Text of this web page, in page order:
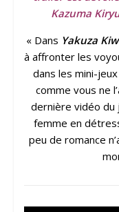
Kazuma
« Dans Yakuza
à affronter les
dans les mini-
comme vous ne
dernière vidéo du
femme en
peu de romance